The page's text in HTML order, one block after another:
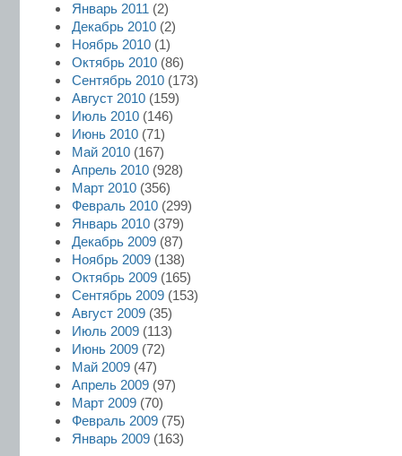
Январь 2011 (2)
Декабрь 2010 (2)
Ноябрь 2010 (1)
Октябрь 2010 (86)
Сентябрь 2010 (173)
Август 2010 (159)
Июль 2010 (146)
Июнь 2010 (71)
Май 2010 (167)
Апрель 2010 (928)
Март 2010 (356)
Февраль 2010 (299)
Январь 2010 (379)
Декабрь 2009 (87)
Ноябрь 2009 (138)
Октябрь 2009 (165)
Сентябрь 2009 (153)
Август 2009 (35)
Июль 2009 (113)
Июнь 2009 (72)
Май 2009 (47)
Апрель 2009 (97)
Март 2009 (70)
Февраль 2009 (75)
Январь 2009 (163)